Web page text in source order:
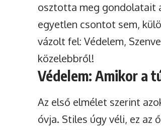
osztotta meg gondolatait
egyetlen csontot sem,
vázolt fel: Védelem,
közelebbről!
Védelem: Amikor a
Az első elmélet szerint
óvja. Stiles úgy véli, ez az